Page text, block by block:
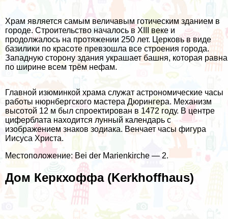
Храм является самым величавым готическим зданием в
городе. Строительство началось в XIII веке и
продолжалось на протяжении 250 лет. Церковь в виде
базилики по красоте превзошла все строения города.
Западную сторону здания украшает башня, которая равна
по ширине всем трём нефам.
Главной изюминкой храма служат астрономические часы
работы нюрнбергского мастера Дюрингера. Механизм
высотой 12 м был спроектирован в 1472 году. В центре
циферблата находится лунный календарь с
изображением знаков зодиака. Венчает часы фигура
Иисуса Христа.
Местоположение: Bei der Marienkirche — 2.
Дом Керкхоффа (Kerkhoffhaus)